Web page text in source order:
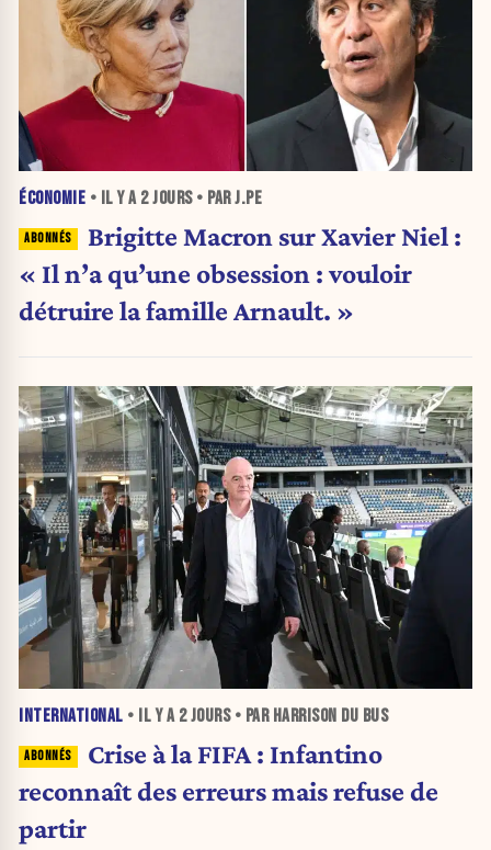
ÉCONOMIE • IL Y A 2 JOURS• PAR J.PE
Brigitte Macron sur Xavier Niel :
« Il n’a qu’une obsession : vouloir
détruire la famille Arnault. »
INTERNATIONAL • IL Y A 2 JOURS• PAR HARRISON DU BUS
Crise à la FIFA : Infantino
reconnaît des erreurs mais refuse de
partir